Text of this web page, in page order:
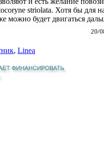
striolata. Хотя бы для
можно будет двигаться
20/
, Linea